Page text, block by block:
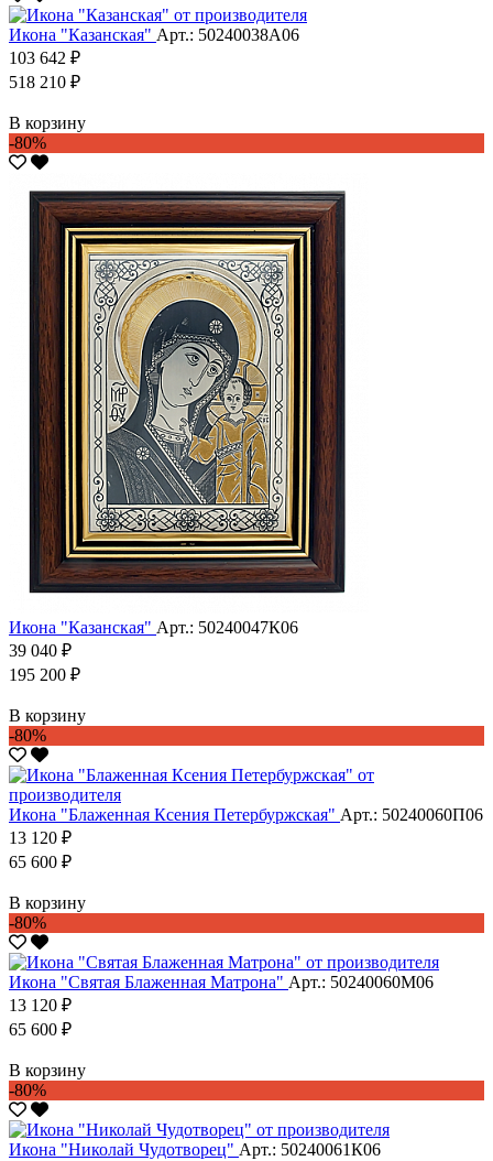
Икона "Казанская" Арт.: 50240038А06
103 642 ₽
518 210 ₽
В корзину
-80%
Икона "Казанская" Арт.: 50240047К06
39 040 ₽
195 200 ₽
В корзину
-80%
Икона "Блаженная Ксения Петербуржская" Арт.: 50240060П06
13 120 ₽
65 600 ₽
В корзину
-80%
Икона "Святая Блаженная Матрона" Арт.: 50240060М06
13 120 ₽
65 600 ₽
В корзину
-80%
Икона "Николай Чудотворец" Арт.: 50240061К06